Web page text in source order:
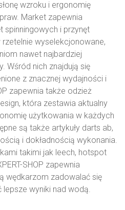
wzroku i ergonomię
Market zapewnia
spinningowych i przynęt
wyselekcjonowane,
nawet najbardziej
Wśród nich znajdują się
z znacznej wydajności i
zapewnia także odzież
która zestawia aktualny
użytkowania w każdych
są także artykuły darts ab,
i dokładnością wykonania.
takimi jak leech, hotspot
SHOP zapewnia
wędkarzom zadowalać się
wyniki nad wodą.